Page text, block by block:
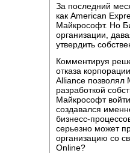
За последний
как American
Майкрософт. Но
организации,
утвердить
Комментируя
отказа
Alliance позволял
разработкой
Майкрософт
создавался
бизнесс-
серьезно может
организацию со
Online?